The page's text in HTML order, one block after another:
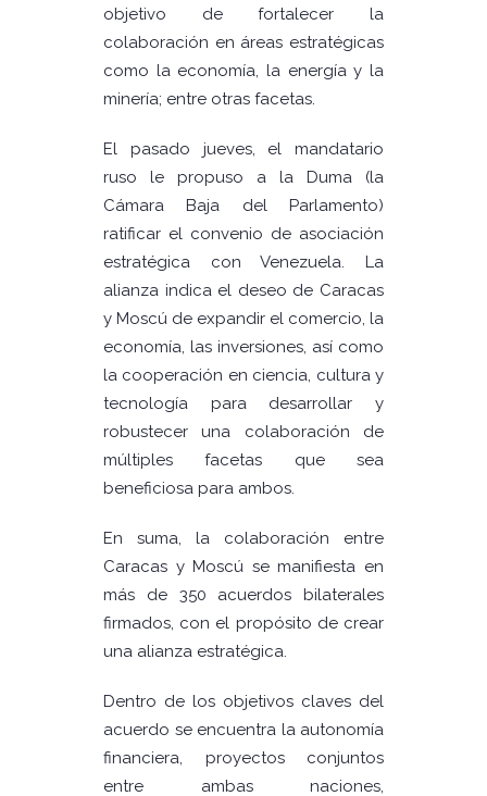
objetivo de fortalecer la
colaboración en áreas estratégicas
como la economía, la energía y la
minería; entre otras facetas.
El pasado jueves, el mandatario
ruso le propuso a la Duma (la
Cámara Baja del Parlamento)
ratificar el convenio de asociación
estratégica con Venezuela. La
alianza indica el deseo de Caracas
y Moscú de expandir el comercio, la
economía, las inversiones, así como
la cooperación en ciencia, cultura y
tecnología para desarrollar y
robustecer una colaboración de
múltiples facetas que sea
beneficiosa para ambos.
En suma, la colaboración entre
Caracas y Moscú se manifiesta en
más de 350 acuerdos bilaterales
firmados, con el propósito de crear
una alianza estratégica.
Dentro de los objetivos claves del
acuerdo se encuentra la autonomía
financiera, proyectos conjuntos
entre ambas naciones,